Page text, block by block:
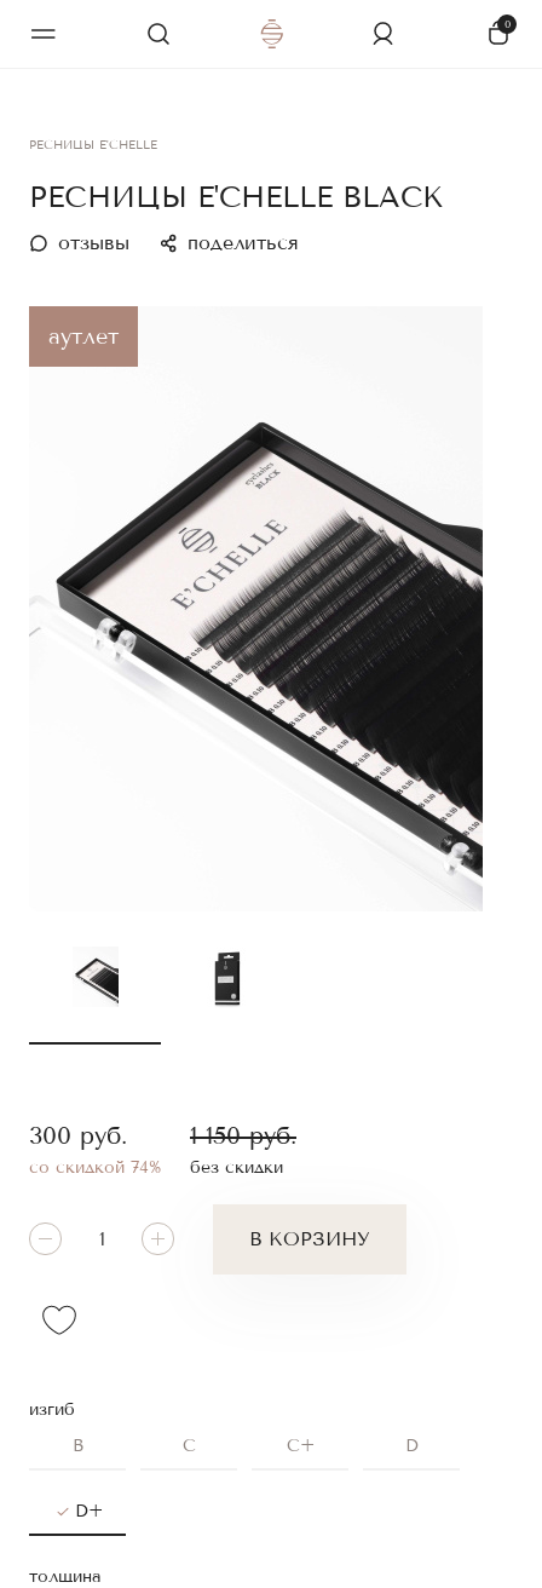
0
РЕСНИЦЫ E'CHELLE
РЕСНИЦЫ E'CHELLE BLACK
отзывы поделиться
аутлет
изгиб
B
C C+ D
D+
толщина
300 руб.
со скидкой 74%
1 150руб.
без скидки
В КОРЗИНУ